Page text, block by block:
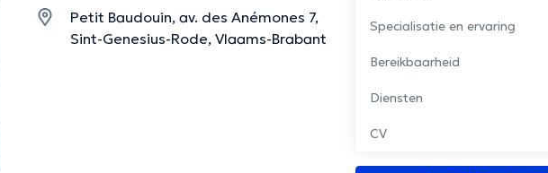
Specialisatie en ervaring
Bereikbaarheid
Diensten
CV
Petit Baudouin, av. des Anémones 7,
Sint-Genesius-Rode, Vlaams-Brabant